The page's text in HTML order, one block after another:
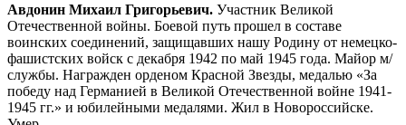
Авдонин Михаил Григорьевич. Участник Великой
Отечественной войны. Боевой путь прошел в составе
воинских соединений, защищавших нашу Родину от немецко-
фашистских войск с декабря 1942 по май 1945 года. Майор м/
службы. Награжден орденом Красной Звезды, медалью «За
победу над Германией в Великой Отечественной войне 1941-
1945 гг.» и юбилейными медалями. Жил в Новороссийске.